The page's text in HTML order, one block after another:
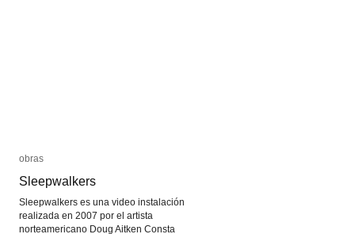
obras
Sleepwalkers
Sleepwalkers es una video instalación
realizada en 2007 por el artista
norteamericano Doug Aitken Consta
obras
Sleepwalkers